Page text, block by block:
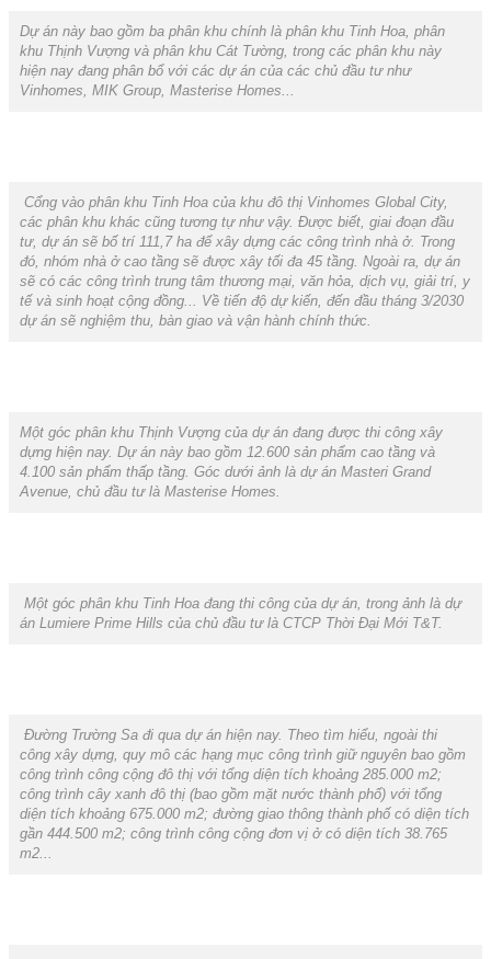
Dự án này bao gồm ba phân khu chính là phân khu Tinh Hoa, phân
khu Thịnh Vượng và phân khu Cát Tường, trong các phân khu này
hiện nay đang phân bổ với các dự án của các chủ đầu tư như
Vinhomes, MIK Group, Masterise Homes...
Cổng vào phân khu Tinh Hoa của khu đô thị Vinhomes Global City,
các phân khu khác cũng tương tự như vậy. Được biết, giai đoạn đầu
tư, dự án sẽ bố trí 111,7 ha để xây dựng các công trình nhà ở. Trong
đó, nhóm nhà ở cao tầng sẽ được xây tối đa 45 tầng. Ngoài ra, dự án
sẽ có các công trình trung tâm thương mại, văn hỏa, dịch vụ, giải trí, y
tế và sinh hoạt cộng đồng... Về tiến độ dự kiến, đến đầu tháng 3/2030
dự án sẽ nghiệm thu, bàn giao và vận hành chính thức.
Một góc phân khu Thịnh Vượng của dự án đang được thi công xây
dựng hiện nay. Dự án này bao gồm 12.600 sản phẩm cao tầng và
4.100 sản phẩm thấp tầng. Góc dưới ảnh là dự án Masteri Grand
Avenue, chủ đầu tư là Masterise Homes.
Một góc phân khu Tinh Hoa đang thi công của dự án, trong ảnh là dự
án Lumiere Prime Hills của chủ đầu tư là CTCP Thời Đại Mới T&T.
Đường Trường Sa đi qua dự án hiện nay. Theo tìm hiểu, ngoài thi
công xây dựng, quy mô các hạng mục công trình giữ nguyên bao gồm
công trình công cộng đô thị với tổng diện tích khoảng 285.000 m2;
công trình cây xanh đô thị (bao gồm mặt nước thành phố) với tổng
diện tích khoảng 675.000 m2; đường giao thông thành phố có diện tích
gần 444.500 m2; công trình công cộng đơn vị ở có diện tích 38.765
m2...